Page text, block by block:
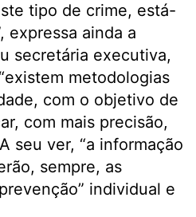
tipo de crime, está-
expressa ainda a
secretária executiva,
metodologias
com o objetivo de
com mais precisão,
seu ver, “a informação
sempre, as
individual e